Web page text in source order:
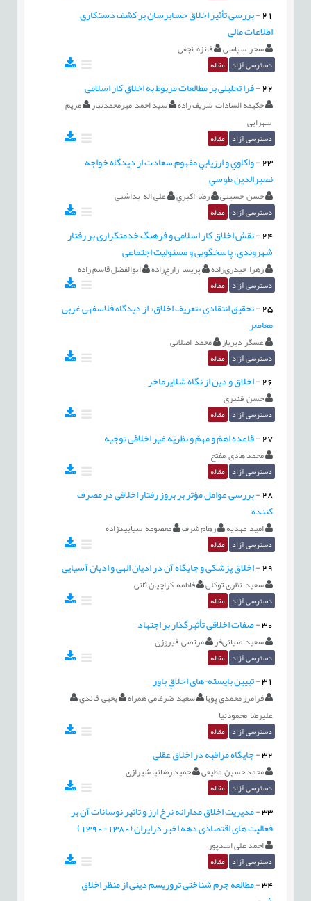
21
-بررسی تأثیر اخلاق حسابرسان بر کشف دستکاری
اطلاعات مالی
سحر سپاسی فائزه نجفی
دسترسی آزاد مقاله
22
-فرا تحلیلی بر مطالعات مربوط به اخلاق کار اسلامی
حکیمه السادات شریف زاده سید احمد میرمحمدتبار
مریم
سهرابی
دسترسی آزاد مقاله
23
-واكاوي و ارزيابي مفهوم سعادت از ديدگاه خواجه
نصیرالدین طوسي
حسن حسینی رضا اكبري علی اله بداشتی
دسترسی آزاد مقاله
24
-نقش اخلاق کار اسلامی و فرهنگ خدمتگزاری بر رفتار
شهروندی، پاسخگویی و مسئولیت اجتماعی
زهرا حیدری‌زاده پریسا زارع‌زاده ابوالفضل قاسم زاده
دسترسی آزاد مقاله
25
-تحقیق انتقادیِ «تعریف اخلاق» از دیدگاه فلاسفه‏ی غربیِ
معاصر
عسگر دیرباز محمد اصلانی
دسترسی آزاد مقاله
26
-اخلاق و دین از نگاه شلایرماخر
حسن قنبری
دسترسی آزاد مقاله
27
-قاعده اهمّ و مهمّ و نظریّه غیر اخلاقی توجیه
محمد هادی مفتح
دسترسی آزاد مقاله
28
-بررسی عوامل مؤثر بر بروز رفتار اخلاقی در مصرف
‌کننده
امید مهدیه رهام شرف معصومه سیابیدزاده
دسترسی آزاد مقاله
29
-اخلاق پزشکی و جایگاه آن در ادیان الهی و ادیان آسیایی
سعید نظری توکلی فاطمه کراچیان ثانی
دسترسی آزاد مقاله
30
-صفات اخلاقی تأثیرگذار بر اجتهاد
سعید ضیائی‌فر مرتضی فیروزی
دسترسی آزاد مقاله
31
-تبیین بایسته¬های اخلاقِ باور
فرامرز محمدی پویا سعید ضرغامی همراه
یحیی قائدی
علیرضا محمودنیا
دسترسی آزاد مقاله
32
-جایگاه مراقبه در اخلاق عقلی
محمد حسین مطیعی حمید رضانیا شیرازی
دسترسی آزاد مقاله
33
-مدیریت اخلاق مدارانه نرخ ارز و تاثیر نوسانات آن بر
فعالیت های اقتصادی دهه اخیر درایران (1380-1390)
احمد علی اسدپور
دسترسی آزاد مقاله
34
-مطالعه جرم شناختی تروریسم دینی از منظر اخلاق